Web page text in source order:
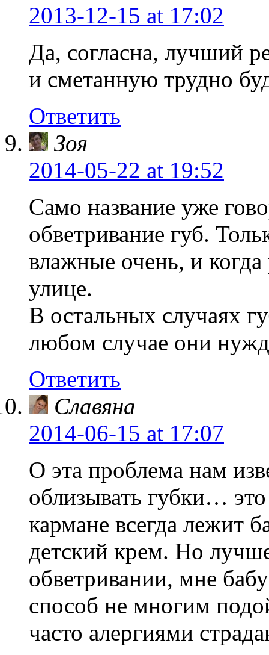
2013-12-15 at 17:02
Да, согласна, лучший
и сметанную трудно
Ответить
Зоя
2014-05-22 at 19:52
Само название уже
обветривание губ.
влажные очень, и
улице.
В остальных случаях
любом случае они
Ответить
Славяна
2014-06-15 at 17:07
О эта проблема нам
облизывать губки…
кармане всегда лежит
детский крем. Но
обветривании, мне
способ не многим
часто алергиями